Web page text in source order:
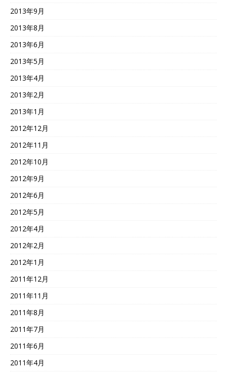
2013年9月
2013年8月
2013年6月
2013年5月
2013年4月
2013年2月
2013年1月
2012年12月
2012年11月
2012年10月
2012年9月
2012年6月
2012年5月
2012年4月
2012年2月
2012年1月
2011年12月
2011年11月
2011年8月
2011年7月
2011年6月
2011年4月